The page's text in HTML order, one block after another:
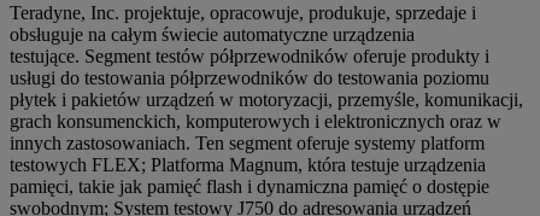
Teradyne, Inc. projektuje, opracowuje, produkuje, sprzedaje i
obsługuje na całym świecie automatyczne urządzenia
testujące. Segment testów półprzewodników oferuje produkty i
usługi do testowania półprzewodników do testowania poziomu
płytek i pakietów urządzeń w motoryzacji, przemyśle, komunikacji,
grach konsumenckich, komputerowych i elektronicznych oraz w
innych zastosowaniach. Ten segment oferuje systemy platform
testowych FLEX; Platforma Magnum, która testuje urządzenia
pamięci, takie jak pamięć flash i dynamiczna pamięć o dostępie
swobodnym; System testowy J750 do adresowania urządzeń